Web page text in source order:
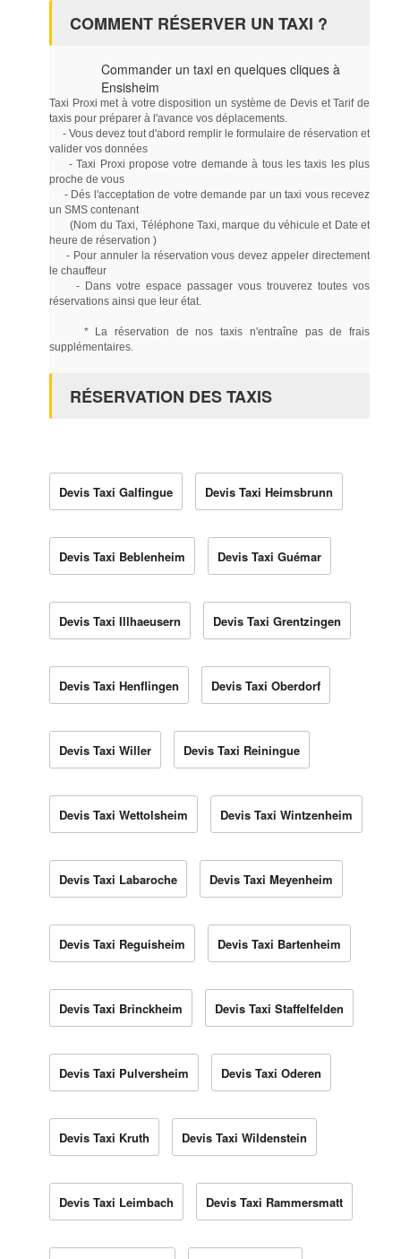
COMMENT RÉSERVER UN TAXI ?
Commander un taxi en quelques cliques à
Ensisheim
Taxi Proxi met à votre disposition un système de Devis et Tarif de
taxis pour préparer à l'avance vos déplacements.
- Vous devez tout d'abord remplir le formulaire de réservation et
valider vos données
- Taxi Proxi propose votre demande à tous les taxis les plus
proche de vous
- Dés l'acceptation de votre demande par un taxi vous recevez
un SMS contenant
(Nom du Taxi, Téléphone Taxi, marque du véhicule et Date et
heure de réservation )
- Pour annuler la réservation vous devez appeler directement
le chauffeur
- Dans votre espace passager vous trouverez toutes vos
réservations ainsi que leur état.
* La réservation de nos taxis n'entraîne pas de frais
supplémentaires.
RÉSERVATION DES TAXIS
Devis Taxi Galfingue Devis Taxi Heimsbrunn
Devis Taxi Beblenheim Devis Taxi Guémar
Devis Taxi Illhaeusern Devis Taxi Grentzingen
Devis Taxi Henflingen Devis Taxi Oberdorf
Devis Taxi Willer Devis Taxi Reiningue
Devis Taxi Wettolsheim Devis Taxi Wintzenheim
Devis Taxi Labaroche Devis Taxi Meyenheim
Devis Taxi Reguisheim Devis Taxi Bartenheim
Devis Taxi Brinckheim Devis Taxi Staffelfelden
Devis Taxi Pulversheim Devis Taxi Oderen
Devis Taxi Kruth Devis Taxi Wildenstein
Devis Taxi Leimbach Devis Taxi Rammersmatt